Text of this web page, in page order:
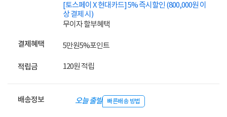
[토스페이 X 현대카드] 5% 즉시할인 (800,000원 이
상 결제 시)
무이자 할부혜택
결제혜택 5만원5%포인트
적립금 120원 적립
배송정보 오늘 출발 빠른배송 방법